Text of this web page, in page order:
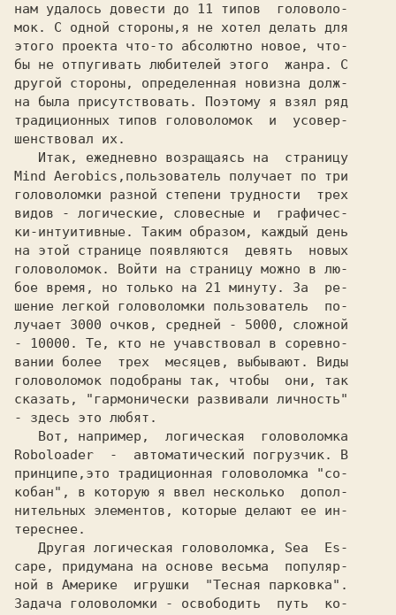
нам удалось довести до 11 типов  головоло-
мок. С одной стороны,я не хотел делать для
этого проекта что-то абсолютно новое, что-
бы не отпугивать любителей этого  жанра. С
другой стороны, определенная новизна долж-
на была присутствовать. Поэтому я взял ряд
традиционных типов головоломок  и  усовер-
шенствовал их.
Mind Aerobics, пользователь получает по три
головоломки разной степени трудности  трех
видов - логические, словесные и  графичес-
ки-интуитивные. Таким образом, каждый день
на этой странице появляются  девять  новых
головоломок. Войти на страницу можно в лю-
бое время, но только на 21 минуту. За  ре-
шение легкой головоломки пользователь  по-
лучает 3000 очков, средней - 5000, сложной
- 10000. Те, кто не учавствовал в соревно-
вании более  трех  месяцев, выбывают. Виды
головоломок подобраны так, чтобы  они, так
сказать, "гармонически развивали личность"
- здесь это любят.
Roboloader
-  автоматический погрузчик. В
принципе,это традиционная головоломка "со-
кобан", в которую я ввел несколько  допол-
нительных элементов, которые делают ее ин-
тереснее.
   Другая логическая головоломка,
Sea  Es-
cape, придумана на основе весьма  популяр-
ной в Америке  игрушки
"Тесная парковка".
Задача головоломки - освободить  путь  ко-